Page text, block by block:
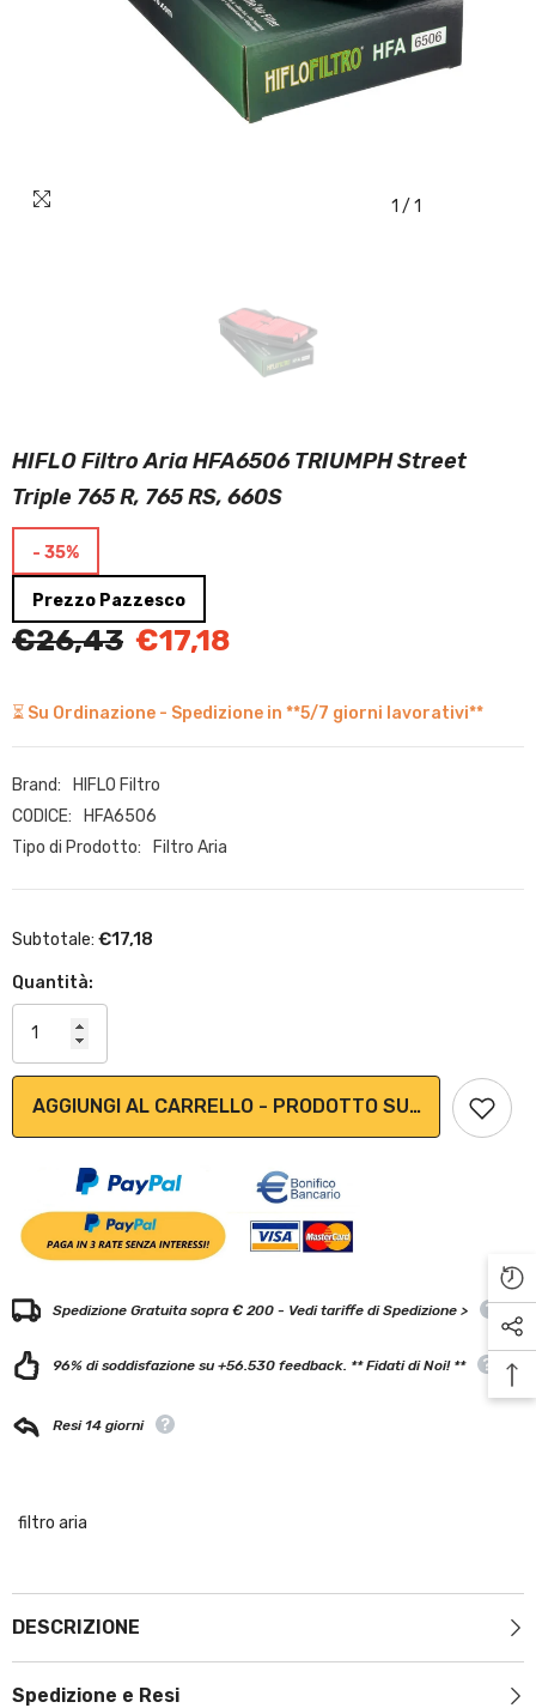
1 / 1
HIFLO Filtro Aria HFA6506 TRIUMPH Street
Triple 765 R, 765 RS, 660S
- 35%
Prezzo Pazzesco
€26,43 €17,18
⏳ Su Ordinazione - Spedizione in **5/7 giorni lavorativi**
Brand:
HIFLO Filtro
CODICE:
HFA6506
Tipo di Prodotto:
Filtro Aria
Subtotale: €17,18
Quantità:
AGGIUNGI AL CARRELLO - PRODOTTO SU
Spedizione Gratuita sopra € 200 - Vedi tariffe di Spedizione >
96% di soddisfazione su +56.530 feedback. ** Fidati di Noi! **
Resi 14 giorni
filtro aria
DESCRIZIONE
Spedizione e Resi